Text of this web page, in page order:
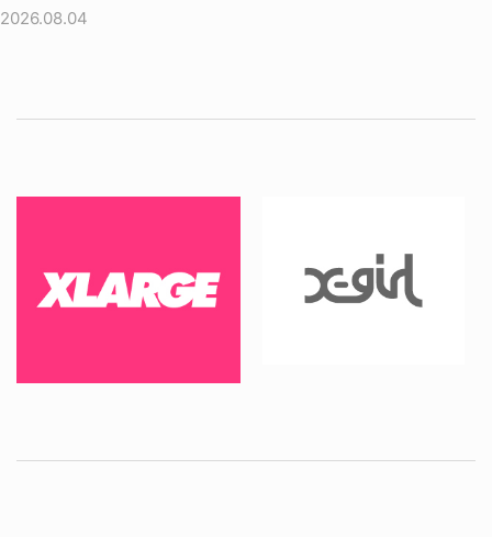
2026.08.04